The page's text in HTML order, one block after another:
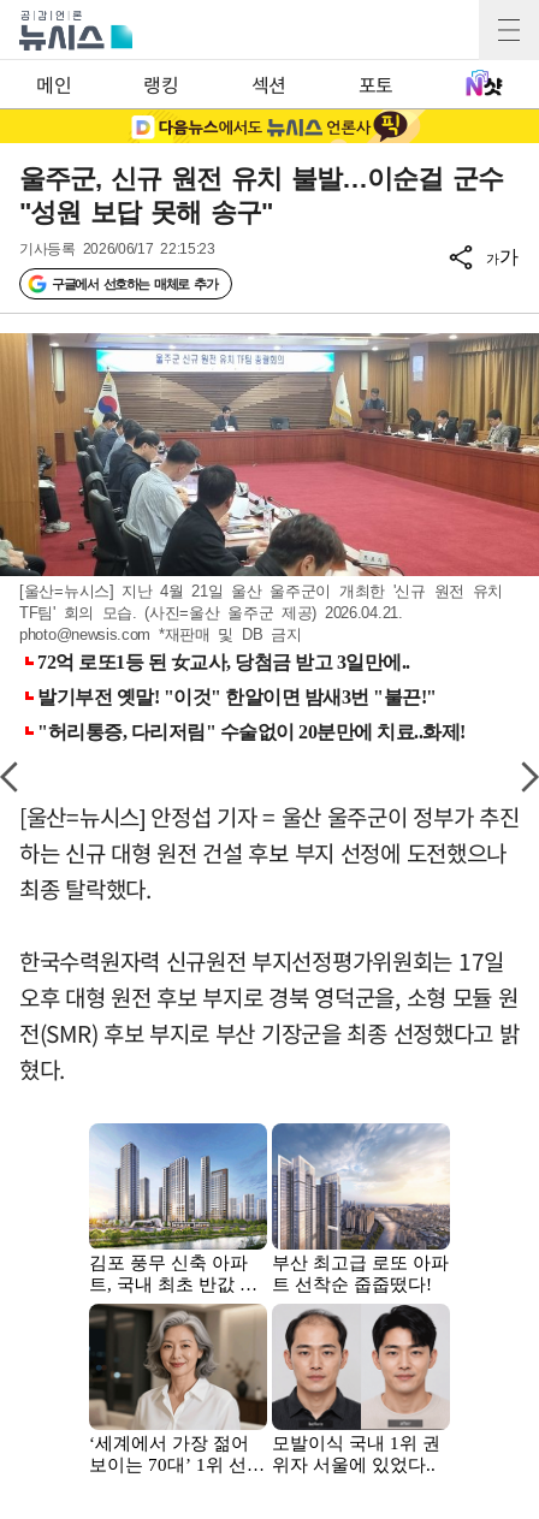
메인 랭킹 섹션 포토
울주군, 신규 원전 유치 불발…이순걸 군수
"성원 보답 못해 송구"
기사등록 2026/06/17 22:15:23
구글에서 선호하는 매체로 추가
가가
[울산=뉴시스] 지난 4월 21일 울산 울주군이 개최한 '신규 원전 유치
TF팀' 회의 모습. (사진=울산 울주군 제공) 2026.04.21.
photo@newsis.com *재판매 및 DB 금지
[울산=뉴시스] 안정섭 기자 = 울산 울주군이 정부가 추진
하는 신규 대형 원전 건설 후보 부지 선정에 도전했으나
최종 탈락했다.
한국수력원자력 신규원전 부지선정평가위원회는 17일
오후 대형 원전 후보 부지로 경북 영덕군을, 소형 모듈 원
전(SMR) 후보 부지로 부산 기장군을 최종 선정했다고 밝
혔다.